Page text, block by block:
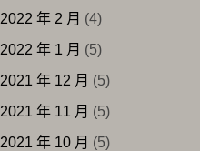
2022 年 2 月 (4)
2022 年 1 月 (5)
2021 年 12 月 (5)
2021 年 11 月 (5)
2021 年 10 月 (5)